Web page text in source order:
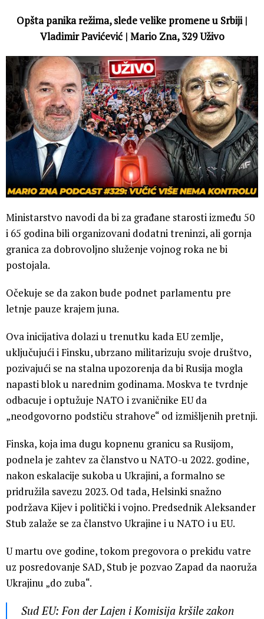
Opšta panika režima, slede velike promene u Srbiji |
Vladimir Pavićević | Mario Zna, 329 Uživo
Ministarstvo navodi da bi za građane starosti između 50
i 65 godina bili organizovani dodatni treninzi, ali gornja
granica za dobrovoljno služenje vojnog roka ne bi
postojala.
Očekuje se da zakon bude podnet parlamentu pre
letnje pauze krajem juna.
Ova inicijativa dolazi u trenutku kada EU zemlje,
uključujući i Finsku, ubrzano militarizuju svoje društvo,
pozivajući se na stalna upozorenja da bi Rusija mogla
napasti blok u narednim godinama. Moskva te tvrdnje
odbacuje i optužuje NATO i zvaničnike EU da
„neodgovorno podstiču strahove“ od izmišljenih pretnji.
Finska, koja ima dugu kopnenu granicu sa Rusijom,
podnela je zahtev za članstvo u NATO-u 2022. godine,
nakon eskalacije sukoba u Ukrajini, a formalno se
pridružila savezu 2023. Od tada, Helsinki snažno
podržava Kijev i politički i vojno. Predsednik Aleksander
Stub zalaže se za članstvo Ukrajine i u NATO i u EU.
U martu ove godine, tokom pregovora o prekidu vatre
uz posredovanje SAD, Stub je pozvao Zapad da naoruža
Ukrajinu „do zuba“.
Sud EU: Fon der Lajen i Komisija kršile zakon